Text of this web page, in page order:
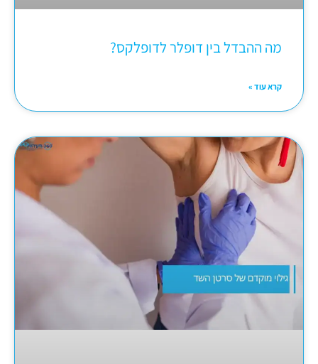
מה ההבדל בין דופלר לדופלקס?
קרא עוד »